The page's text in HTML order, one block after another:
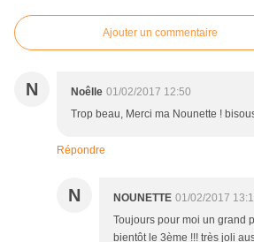
Ajouter un commentaire
N Noêlle 01/02/2017 12:50
Trop beau, Merci ma Nounette !
Répondre
N NOUNETTE 01/02/2017
Toujours pour moi un grand
bientôt le 3ème !!! très joli